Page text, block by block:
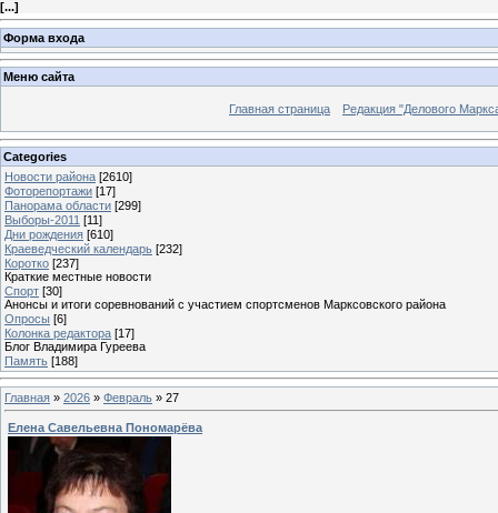
[...]
Форма входа
Меню сайта
Главная страница Редакция "Делового
Categories
Новости района [2610]
Фоторепортажи [17]
Панорама области [299]
Выборы-2011 [11]
Дни рождения [610]
Краеведческий календарь [232]
Коротко [237]
Краткие местные новости
Спорт [30]
Анонсы и итоги соревнований с участием спортсменов Марксовского района
Опросы [6]
Колонка редактора [17]
Блог Владимира Гуреева
Память [188]
Главная » 2026 » Февраль » 27
Елена Савельевна Пономарёва